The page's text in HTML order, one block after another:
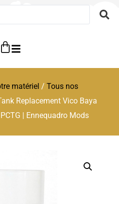
matériel / Tous nos
Replacement Vico Baya
| Ennequadro Mods